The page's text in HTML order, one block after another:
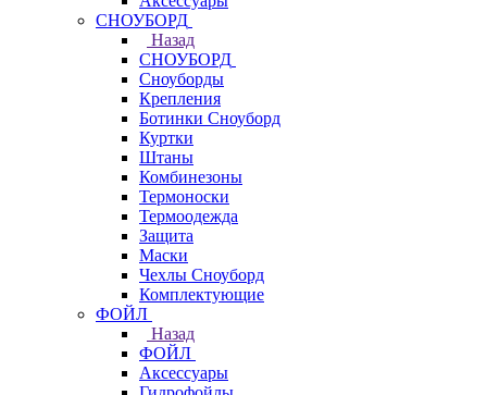
СНОУБОРД
Назад
СНОУБОРД
Сноуборды
Крепления
Ботинки Сноуборд
Куртки
Штаны
Комбинезоны
Термоноски
Термоодежда
Защита
Маски
Чехлы Сноуборд
Комплектующие
ФОЙЛ
Назад
ФОЙЛ
Аксессуары